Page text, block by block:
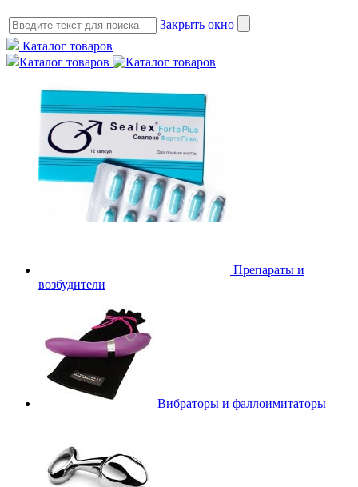
Закрыть окно
Каталог товаров
Каталог товаров
Препараты и
возбудители
Вибраторы и фаллоимитаторы